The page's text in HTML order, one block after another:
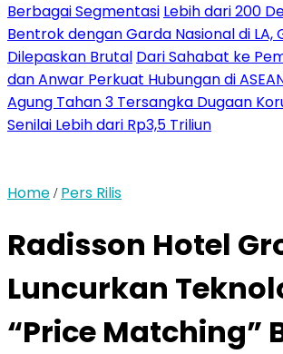
Berbagai Segmentasi Lebih dari 200
Bentrok dengan Garda Nasional di LA,
Dilepaskan Brutal Dari Sahabat ke
dan Anwar Perkuat Hubungan di
Agung Tahan 3 Tersangka Dugaan
Senilai Lebih dari Rp3,5 Triliun
Home / Pers Rilis
Radisson Hotel
Luncurkan
“Price Matching”